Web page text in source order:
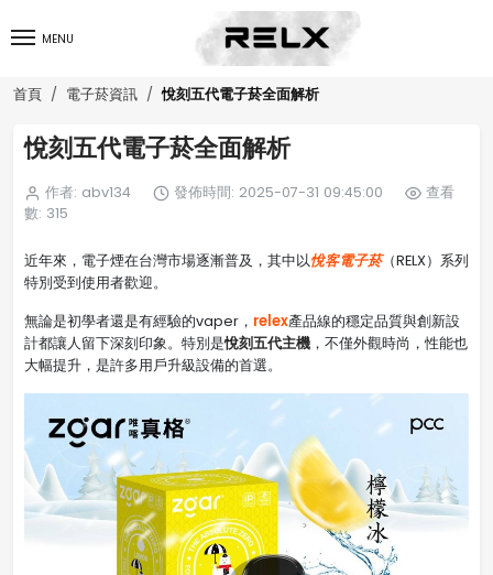
MENU
首頁 電子菸資訊 悅刻五代電子菸全面解析
悅刻五代電子菸全面解析
作者: abv134 發佈時間: 2025-07-31 09:45:00
查看
數: 315
近年來，電子煙在台灣市場逐漸普及，其中以悅客電子菸（RELX）系列
特別受到使用者歡迎。
無論是初學者還是有經驗的vaper， relex產品線的穩定品質與創新設
計都讓人留下深刻印象。特別是悅刻五代主機 ，不僅外觀時尚，性能也
大幅提升，是許多用戶升級設備的首選。